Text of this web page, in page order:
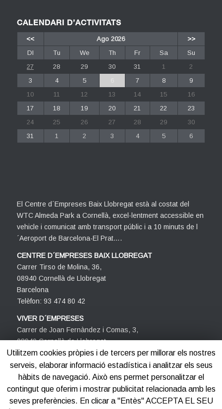
CALENDARI D’ACTIVITATS
<< Ago 2026
>>
Dl
Tu We Th Fr Sa
Su
27
28 29 30 31 1
2
3
4 5 6 7 8
9
10
11 12 13 14 15
16
17
18 19 20 21 22
23
24
25 26 27 28 29
30
31
1 2 3 4 5 6
El Centre d´Empreses Baix Llobregat està al costat del
WTC Almeda Park a Cornellà, excel·lentment accessible en
vehicle i comunicat amb transport públic i a 10 minuts de l
´Aeroport de Barcelona-El Prat….
CENTRE D´EMPRESES BAIX LLOBREGAT
Carrer Tirso de Molina, 36,
08940 Cornellà de Llobregat
Barcelona
Telèfon: 93 474 80 42
VIVER D´EMPRESES
Carrer de Joan Fernàndez i Comas, 3,
08940 Cornellà de Llobregat
Barcelona
Telèfon: 93 474 80 42
Utilitzem cookies pròpies i de tercers per millorar els nostres
serveis, elaborar informació estadística i analitzar els seus
hàbits de navegació. Això ens permet personalitzar el
contingut que oferim i mostrar publicitat relacionada amb les
seves preferències. En clicar a "Entès" ACCEPTA EL SEU